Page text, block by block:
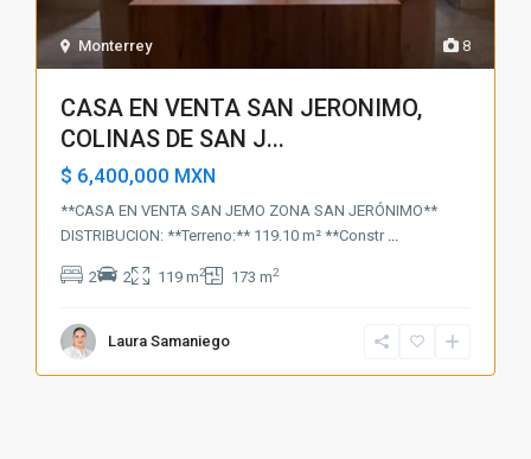
8
Monterrey
CASA EN VENTA SAN JERONIMO,
COLINAS DE SAN J...
$ 6,400,000 MXN
**CASA EN VENTA SAN JEMO ZONA SAN JERÓNIMO**
DISTRIBUCION: **Terreno:** 119.10 m² **Constr
2 2 119 m2 173 m2
Laura Samaniego